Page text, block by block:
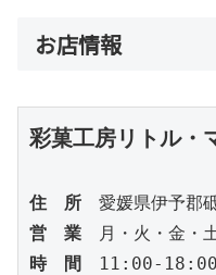
お店情報
彩菓工房リトル・
住　所 愛媛県伊予郡
営　業 月・火・金・
時　間
11:00-18:00